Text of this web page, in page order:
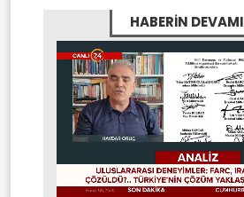
HABERİN DEVAMI
Mute Stream